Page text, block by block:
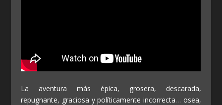
La aventura más épica, grosera, descarada,
repugnante, graciosa y políticamente incorrecta… osea,